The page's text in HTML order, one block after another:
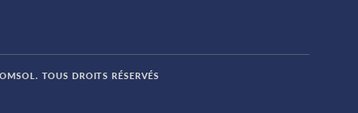
TOUS DROITS RÉSERVÉS